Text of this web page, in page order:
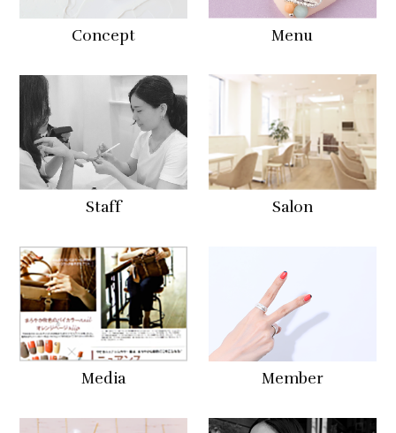
Concept Menu
Staff Salon
Media Member